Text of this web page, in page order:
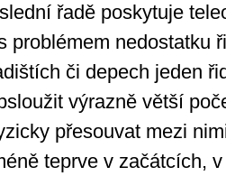
řadě poskytuje
problémem nedostatku
či depech jeden
výrazně větší
přesouvat mezi
teprve v začátcích,